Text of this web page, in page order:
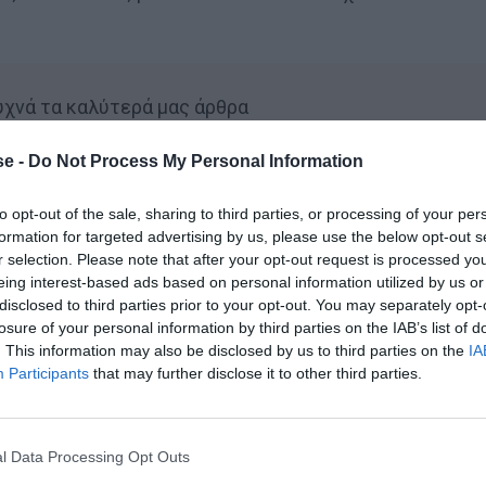
- Do Not Process My Personal Information
opt-out of the sale, sharing to third parties, or processing of your
for targeted advertising by us, please use the below opt-out
selection. Please note that after your opt-out request is processed
interest-based ads based on personal information utilized by us
to third parties prior to your opt-out. You may separately
of your personal information by third parties on the IAB’s list of
This information may also be disclosed by us to third parties on the
Participants that may further disclose it to other third parties.
Data Processing Opt Outs
τα καλύτερά μας άρθρα
on Google
οΝικόλας Ακτύπης βλέπει αγωνιστικές ομοιότητες
ότι αν ο Τζέικομπ Νίστρουπ κατορθώσει
του, ο Κοντούρης θα διεκδικήσει θέση βασικού